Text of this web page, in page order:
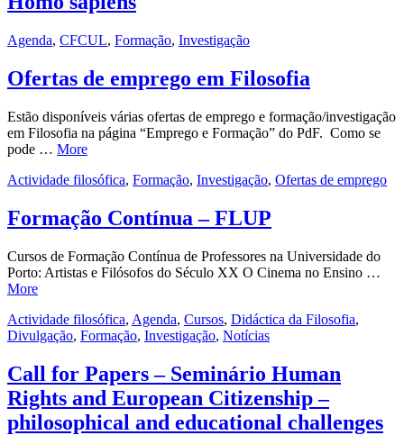
Agenda, CFCUL, Formação, Investigação
Ofertas de emprego em Filosofia
Estão disponíveis várias ofertas de emprego e formação/investigação
em Filosofia na página “Emprego e Formação” do PdF. Como se
pode … More
Actividade filosófica, Formação, Investigação, Ofertas de emprego
Formação Contínua – FLUP
Cursos de Formação Contínua de Professores na Universidade do
Porto: Artistas e Filósofos do Século XX O Cinema no Ensino …
More
Actividade filosófica, Agenda, Cursos, Didáctica da Filosofia,
Divulgação, Formação, Investigação, Notícias
Call for Papers – Seminário Human
Rights and European Citizenship –
philosophical and educational challenges